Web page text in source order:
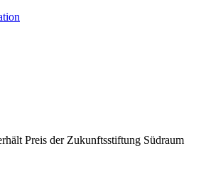
Preis der Zukunftsstiftung Südraum